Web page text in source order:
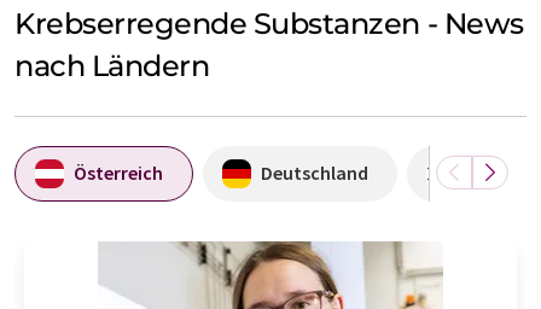
Krebserregende Substanzen - News
nach Ländern
Österreich Deutschland Korea,